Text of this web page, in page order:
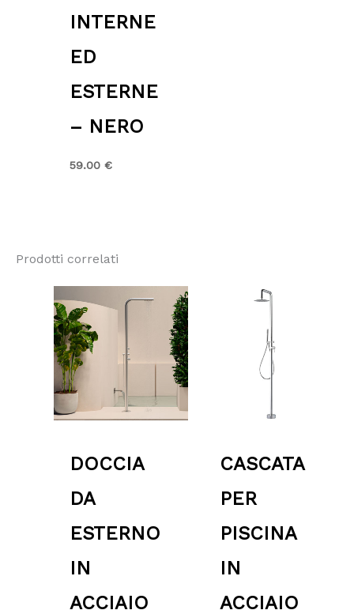
INTERNE
ED
ESTERNE
– NERO
59.00 €
Prodotti correlati
DOCCIA
DA
ESTERNO
IN
ACCIAIO
2,240.00 €
a
2,699.00 €
CASCATA
PER
PISCINA
IN
ACCIAIO
Fascia
prezzo:
da
774.70 €
a
864.98 €